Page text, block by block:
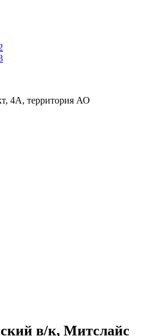
4А, территория АО
в/к, Митслайс